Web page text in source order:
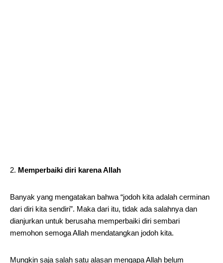
Memperbaiki diri karena Allah
Banyak yang mengatakan bahwa “jodoh kita adalah cerminan
dari diri kita sendiri”. Maka dari itu, tidak ada salahnya dan
dianjurkan untuk berusaha memperbaiki diri sembari
memohon semoga Allah mendatangkan jodoh kita.
Mungkin saja salah satu alasan mengapa Allah belum